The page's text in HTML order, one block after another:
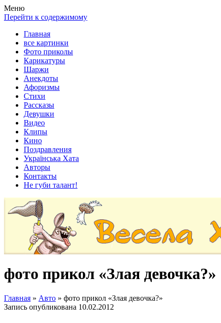
Весела хата — прикольные картинки, смешные истории,
клипы!
Покажем всем ваши фото приколы, карикатуры, шаржи, стихи,
рассказы, видео и песни!
Меню
Перейти к содержимому
Главная
все картинки
Фото приколы
Карикатуры
Шаржи
Анекдоты
Афоризмы
Стихи
Рассказы
Девушки
Видео
Клипы
Кино
Поздравления
Українська Хата
Авторы
Контакты
Не губи талант!
фото прикол «Злая девочка?»
Главная » Авто » фото прикол «Злая девочка?»
Запись опубликована 10.02.2012